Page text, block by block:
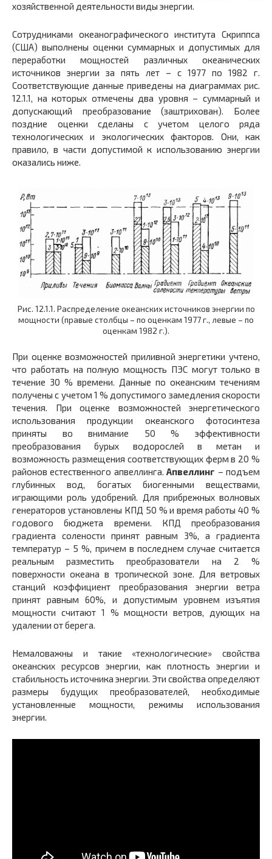
хозяйственной деятельности виды энергии.
Сотрудниками океанографического института Скриппса
(США) выполнены оценки суммарных и допустимых для
переработки мощностей различных океанических
источников энергии за пять лет – с 1977 по 1982 г.
Соответствующие данные приведены на диаграммах рис.
12.1.1, на которых отмечены два уровня – суммарный и
допускающий преобразование (заштрихован). Более
поздние оценки сделаны с учетом целого ряда
технологических и экологических факторов. Они, как
правило, в части допустимой к использованию энергии
оказались ниже.
Рис. 12.1.1. Распределение океанских источников энергии по
мощности (правые столбцы – по оценкам 1977 г., левые – по
оценкам 1982 г.).
При оценке возможностей приливной энергетики учтено,
что работать на полную мощность ПЭС могут только в
течение 30 % времени. Данные по океанским течениям
получены с учетом 1 % допустимого замедления скорости
течения. При оценке возможностей энергетического
использования продукции океанского фотосинтеза
приняты во внимание 50 % эффективности
преобразования бурых водорослей в метан и
возможность размещения соответствующих ферм в 20 %
районов естественного апвеллинга.Апвеллинг – подъем
глубинных вод, богатых биогенными веществами,
играющими роль удобрений. Для прибрежных волновых
генераторов установлены КПД 50 % и время работы 40 %
годового бюджета времени. КПД преобразования
градиента солености принят равным 3%, а градиента
температур – 5 %, причем в последнем случае считается
реальным разместить преобразователи на 2 %
поверхности океана в тропической зоне. Для ветровых
станций коэффициент преобразования энергии ветра
принят равным 60%, и допустимым уровнем изъятия
мощности считают 1 % мощности ветров, дующих на
удалении от берега.
Немаловажны и такие «технологические» свойства
океанских ресурсов энергии, как плотность энергии и
стабильность источника энергии. Эти свойства определяют
размеры будущих преобразователей, необходимые
установленные мощности, режимы использования
энергии.